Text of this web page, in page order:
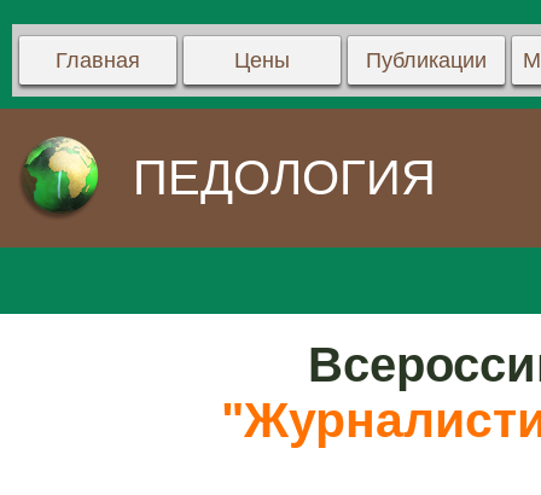
Главная Цены Публикации
ПЕДОЛОГИЯ